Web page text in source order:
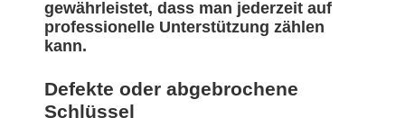
gewährleistet, dass man jederzeit auf
professionelle Unterstützung zählen
kann.
Defekte oder abgebrochene
Schlüssel